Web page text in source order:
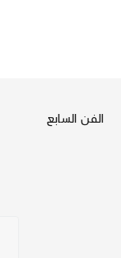
الفن السابع